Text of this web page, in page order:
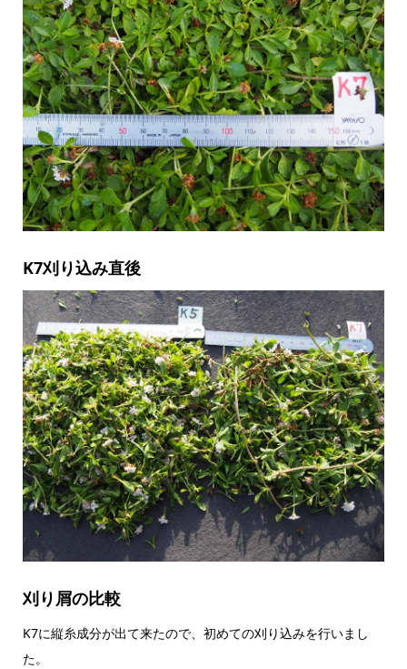
K7刈り込み直後
刈り屑の比較
K7に縦糸成分が出て来たので、初めての刈り込みを行いまし
た。